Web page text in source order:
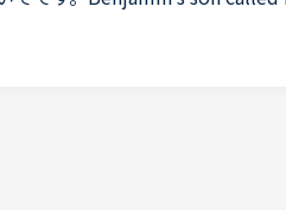
&quot;What did my son